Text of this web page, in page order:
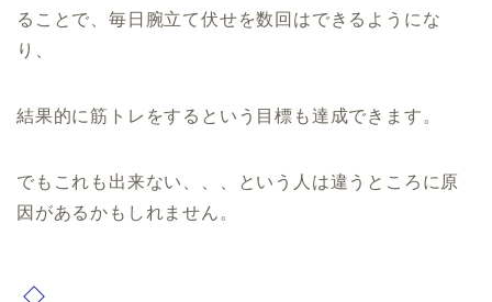
ることで、毎日腕立て伏せを数回はできるようにな
り、
結果的に筋トレをするという目標も達成できます。
でもこれも出来ない、、、という人は違うところに原
因があるかもしれません。